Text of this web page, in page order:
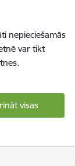
nepieciešamās
var tikt
visas